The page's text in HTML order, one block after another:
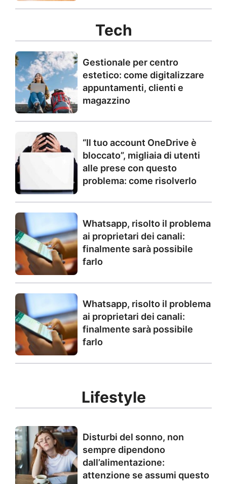
Tech
Gestionale per centro
estetico: come digitalizzare
appuntamenti, clienti e
magazzino
“Il tuo account OneDrive è
bloccato”, migliaia di utenti
alle prese con questo
problema: come risolverlo
Whatsapp, risolto il problema
ai proprietari dei canali:
finalmente sarà possibile
farlo
Whatsapp, risolto il problema
ai proprietari dei canali:
finalmente sarà possibile
farlo
Lifestyle
Disturbi del sonno, non
sempre dipendono
dall’alimentazione:
attenzione se assumi questo